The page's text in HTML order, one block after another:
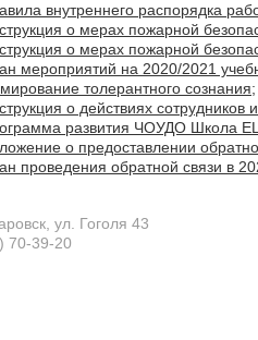
внутреннего распорядка
о мерах пожарной
о мерах пожарной
мероприятий на 2020/2021
толерантного сознания;
о действиях сотрудников
развития ЧОУДО Школа
о предоставлении
проведения обратной связи в
ул. Гоголя 43
70-39-20